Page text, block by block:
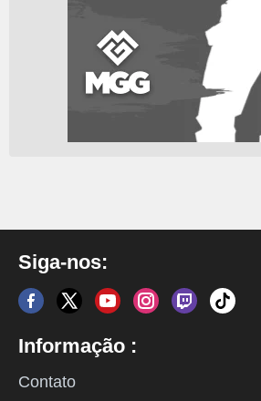
Siga-nos:
Informação :
Contato